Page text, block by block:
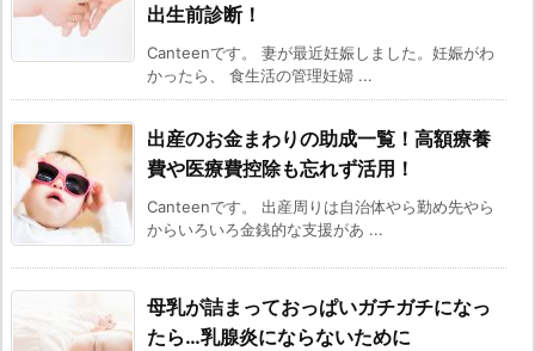
出生前診断！
Canteenです。 妻が最近妊娠しました。妊娠がわ
かったら、 食生活の管理妊婦 ...
出産のお金まわりの助成一覧！高額療養
費や医療費控除も忘れず活用！
Canteenです。 出産周りは自治体やら勤め先やら
からいろいろ金銭的な支援があ ...
母乳が詰まっておっぱいガチガチになっ
たら…乳腺炎にならないために